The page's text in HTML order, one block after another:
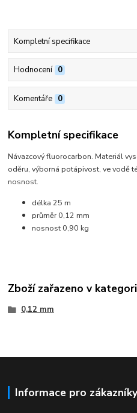
Kompletní specifikace
Hodnocení 0
Komentáře 0
Kompletní specifikace
Návazcový fluorocarbon. Materiál
oděru, výborná potápivost, ve vodě
nosnost.
délka 25 m
průměr 0,12 mm
nosnost 0,90 kg
Zboží zařazeno v
0,12 mm
Informace pro zákazníky